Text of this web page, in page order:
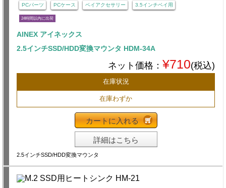
PCパーツ PCケース ベイアクセサリー 3.5インチベイ用
24時間以内に出荷
AINEX アイネックス
2.5インチSSD/HDD変換マウンタ HDM-34A
ネット価格： ¥710(税込)
在庫状況
在庫わずか
カートに入れる
詳細はこちら
2.5インチSSD/HDD変換マウンタ